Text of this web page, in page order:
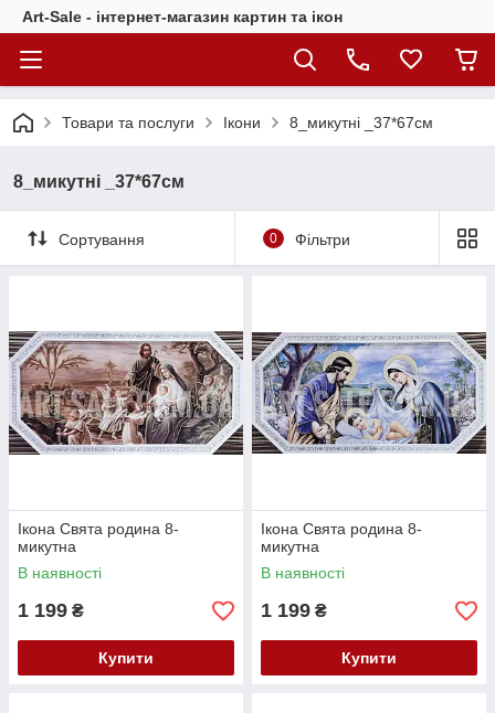
Art-Sale - інтернет-магазин картин та ікон
Товари та послуги Ікони 8_микутні _37*67см
8_микутні _37*67см
Сортування 0 Фільтри
Ікона Свята родина 8-
микутна
В наявності
1 199 ₴
Купити
Ікона Свята родина 8-
микутна
В наявності
1 199 ₴
Купити